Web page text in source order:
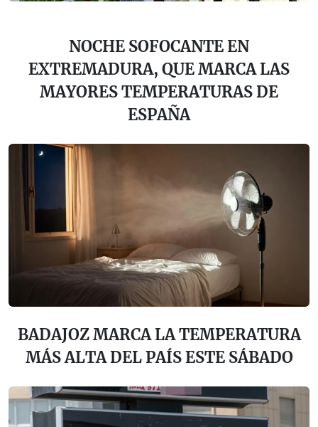
NOCHE SOFOCANTE EN
EXTREMADURA, QUE MARCA LAS
MAYORES TEMPERATURAS DE
ESPAÑA
BADAJOZ MARCA LA TEMPERATURA
MÁS ALTA DEL PAÍS ESTE SÁBADO